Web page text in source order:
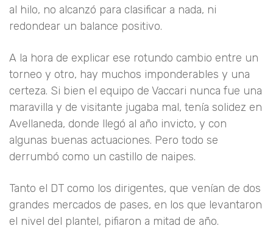
al hilo, no alcanzó para clasificar a nada, ni
redondear un balance positivo.
A la hora de explicar ese rotundo cambio entre un
torneo y otro, hay muchos imponderables y una
certeza. Si bien el equipo de Vaccari nunca fue una
maravilla y de visitante jugaba mal, tenía solidez en
Avellaneda, donde llegó al año invicto, y con
algunas buenas actuaciones. Pero todo se
derrumbó como un castillo de naipes.
Tanto el DT como los dirigentes, que venían de dos
grandes mercados de pases, en los que levantaron
el nivel del plantel, pifiaron a mitad de año.